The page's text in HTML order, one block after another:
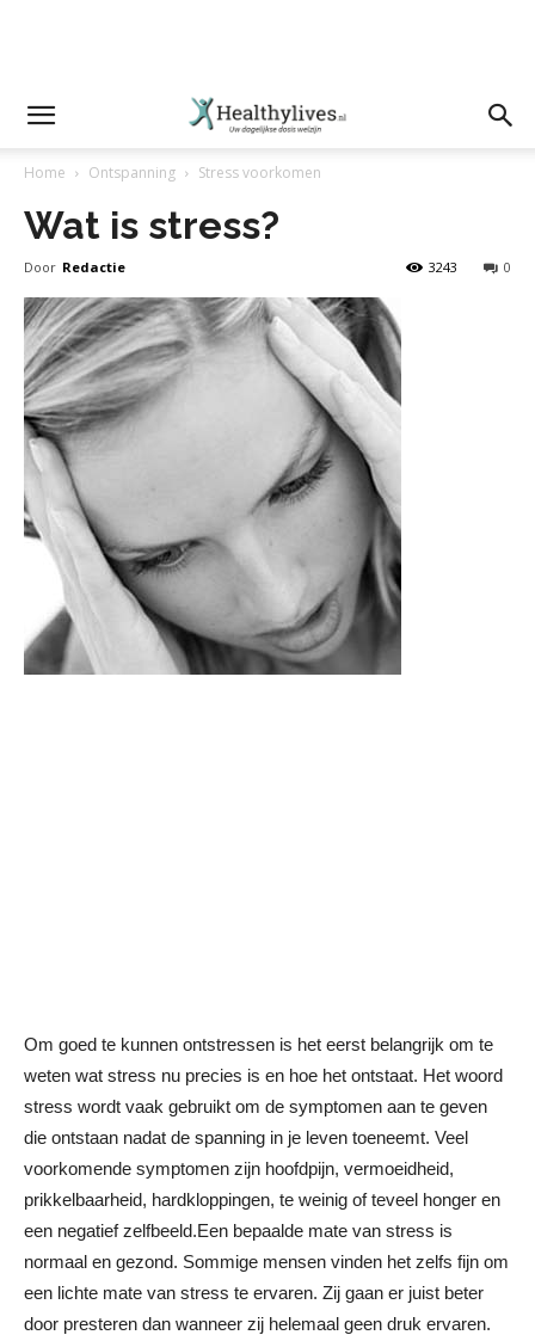
Home Ontspanning Stress voorkomen
Wat is stress?
Door Redactie 0
3243
Om goed te kunnen ontstressen is het eerst belangrijk om te
weten wat stress nu precies is en hoe het ontstaat. Het woord
stress wordt vaak gebruikt om de symptomen aan te geven
die ontstaan nadat de spanning in je leven toeneemt. Veel
voorkomende symptomen zijn hoofdpijn, vermoeidheid,
prikkelbaarheid, hardkloppingen, te weinig of teveel honger en
een negatief zelfbeeld.Een bepaalde mate van stress is
normaal en gezond. Sommige mensen vinden het zelfs fijn om
een lichte mate van stress te ervaren. Zij gaan er juist beter
door presteren dan wanneer zij helemaal geen druk ervaren.